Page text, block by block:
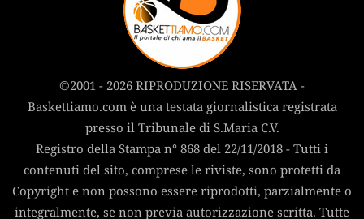
©2001 - 2026 RIPRODUZIONE RISERVATA -
Baskettiamo.com è una testata giornalistica registrata
presso il Tribunale di S.Maria C.V.
Registro della Stampa n° 868 del 22/11/2018 - Tutti i
contenuti del sito, comprese le riviste, sono protetti da
Copyright e non possono essere riprodotti, parzialmente o
integralmente, se non previa autorizzazione scritta. Tutte